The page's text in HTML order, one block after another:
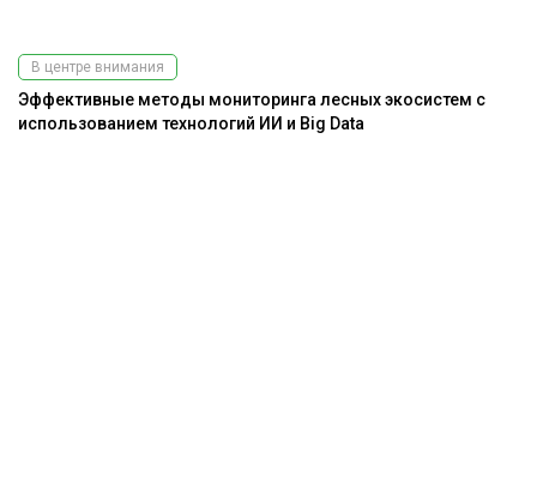
В центре внимания
Эффективные методы мониторинга лесных экосистем с
использованием технологий ИИ и Big Data